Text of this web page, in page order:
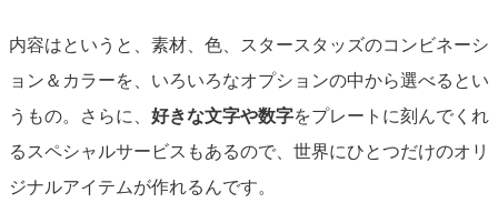
内容はというと、素材、色、スタースタッズのコンビネーシ
ョン＆カラーを、いろいろなオプションの中から選べるとい
うもの。さらに、 好きな文字や数字をプレートに刻んでくれ
るスペシャルサービスもあるので、世界にひとつだけのオリ
ジナルアイテムが作れるんです。